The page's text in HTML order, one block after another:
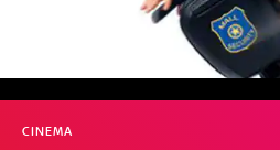
CINEMA